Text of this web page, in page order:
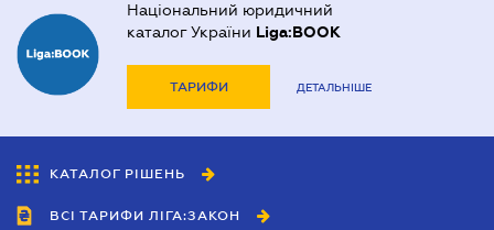
Національний юридичний
каталог України Liga:BOOK
ТАРИФИ ДЕТАЛЬНІШЕ
КАТАЛОГ РІШЕНЬ
ВСІ ТАРИФИ ЛІГА:ЗАКОН